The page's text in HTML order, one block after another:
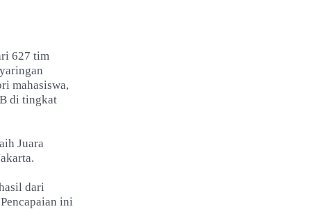
627 tim
mahasiswa,
di tingkat
Juara
dari
ini